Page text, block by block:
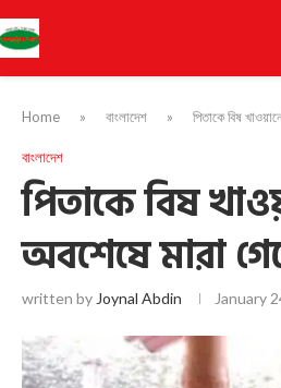
Home » বাংলাদেশ » পিতাকে বিষ
বাংলাদেশ
পিতাকে বিষ
অবশেষে মারা
written by Joynal Abdin January